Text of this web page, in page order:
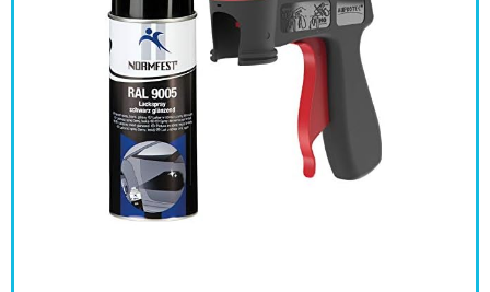
Förch Caterpillar GEEL graafmachine